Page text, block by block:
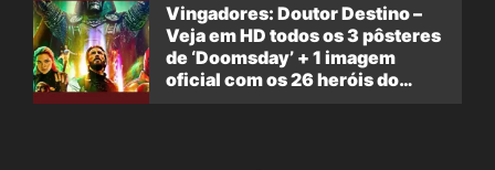
Vingadores: Doutor Destino –
Veja em HD todos os 3 pôsteres
de ‘Doomsday’ + 1 imagem
oficial com os 26 heróis do